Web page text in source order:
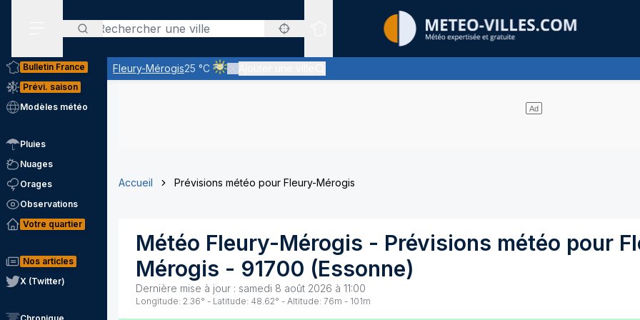
Rechercher
Sites expertis&eacute;s
Fleury-Mérogis25 °C
Ciel voilé par des nuages d'altitude, ternissant plus ou moins l'éclat du soleil
Bulletin France
Prévi. saison
Modèles météo
Pluies
Nuages
Orages
Observations
Votre quartier
Nos articles
X (Twitter)
Accueil Prévisions météo pour Fleury-Mérogis
Météo Fleury-Mérogis - Prévisions météo pour
Mérogis - 91700 (Essonne)
Dernière mise à jour : samedi 8 août 2026 à 11:00
Longitude: 2.36° - Latitude: 48.62° - Altitude: 76m - 101m